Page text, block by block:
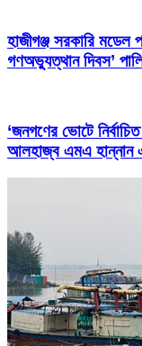
হাজীগঞ্জ সরকারি
গণঅভ্যুত্থান দিবস’
‘জনগণের ভোটে
আলহাজ্ব এমএ হান্নান